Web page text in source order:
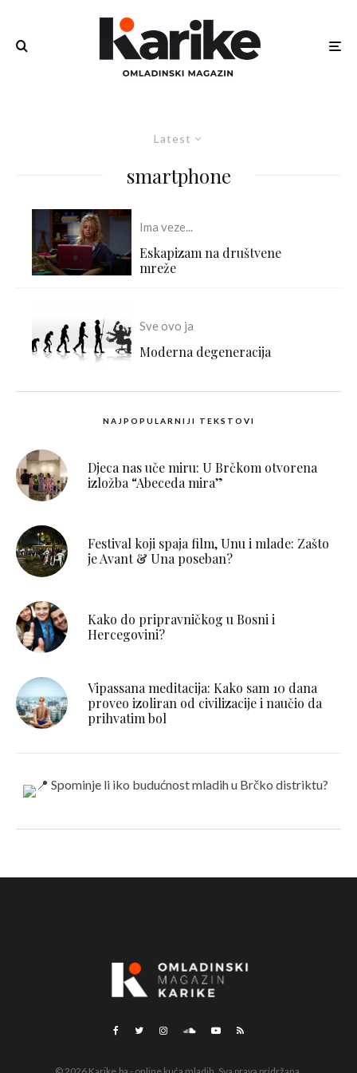
Latest
smartphone
Ima veze...
Eskapizam na društvene
mreže
Sve ovo ja
Moderna degeneracija
NAJPOPULARNIJI TEKSTOVI
Djeca nas uče miru: U Brčkom otvorena
izložba “Abeceda mira”
Festival koji spaja film, Unu i mlade: Zašto
je Avant & Una poseban?
Kako do pripravničkog u Bosni i
Hercegovini?
Vipassana meditacija: Kako sam 10 dana
proveo izoliran od civilizacije i naučio da
prihvatim bol